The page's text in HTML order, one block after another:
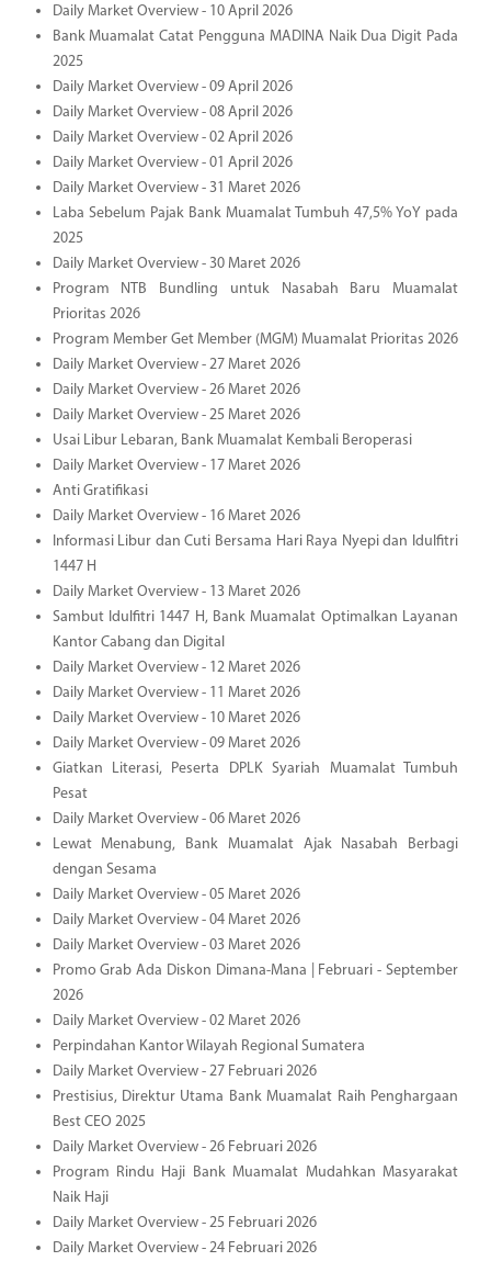
Daily Market Overview - 10 April 2026
Bank Muamalat Catat Pengguna MADINA Naik Dua Digit Pada
2025
Daily Market Overview - 09 April 2026
Daily Market Overview - 08 April 2026
Daily Market Overview - 02 April 2026
Daily Market Overview - 01 April 2026
Daily Market Overview - 31 Maret 2026
Laba Sebelum Pajak Bank Muamalat Tumbuh 47,5% YoY pada
2025
Daily Market Overview - 30 Maret 2026
Program NTB Bundling untuk Nasabah Baru Muamalat
Prioritas 2026
Program Member Get Member (MGM) Muamalat Prioritas 2026
Daily Market Overview - 27 Maret 2026
Daily Market Overview - 26 Maret 2026
Daily Market Overview - 25 Maret 2026
Usai Libur Lebaran, Bank Muamalat Kembali Beroperasi
Daily Market Overview - 17 Maret 2026
Anti Gratifikasi
Daily Market Overview - 16 Maret 2026
Informasi Libur dan Cuti Bersama Hari Raya Nyepi dan Idulfitri
1447 H
Daily Market Overview - 13 Maret 2026
Sambut Idulfitri 1447 H, Bank Muamalat Optimalkan Layanan
Kantor Cabang dan Digital
Daily Market Overview - 12 Maret 2026
Daily Market Overview - 11 Maret 2026
Daily Market Overview - 10 Maret 2026
Daily Market Overview - 09 Maret 2026
Giatkan Literasi, Peserta DPLK Syariah Muamalat Tumbuh
Pesat
Daily Market Overview - 06 Maret 2026
Lewat Menabung, Bank Muamalat Ajak Nasabah Berbagi
dengan Sesama
Daily Market Overview - 05 Maret 2026
Daily Market Overview - 04 Maret 2026
Daily Market Overview - 03 Maret 2026
Promo Grab Ada Diskon Dimana-Mana | Februari - September
2026
Daily Market Overview - 02 Maret 2026
Perpindahan Kantor Wilayah Regional Sumatera
Daily Market Overview - 27 Februari 2026
Prestisius, Direktur Utama Bank Muamalat Raih Penghargaan
Best CEO 2025
Daily Market Overview - 26 Februari 2026
Program Rindu Haji Bank Muamalat Mudahkan Masyarakat
Naik Haji
Daily Market Overview - 25 Februari 2026
Daily Market Overview - 24 Februari 2026